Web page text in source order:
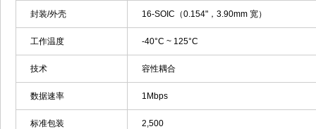
封装/外壳 16-SOIC（0.154"，3.90mm 宽）
工作温度 -40°C ~ 125°C
技术 容性耦合
数据速率 1Mbps
标准包装 2,500